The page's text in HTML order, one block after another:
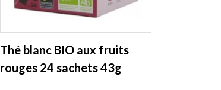
Thé blanc BIO aux fruits
rouges 24 sachets 43g